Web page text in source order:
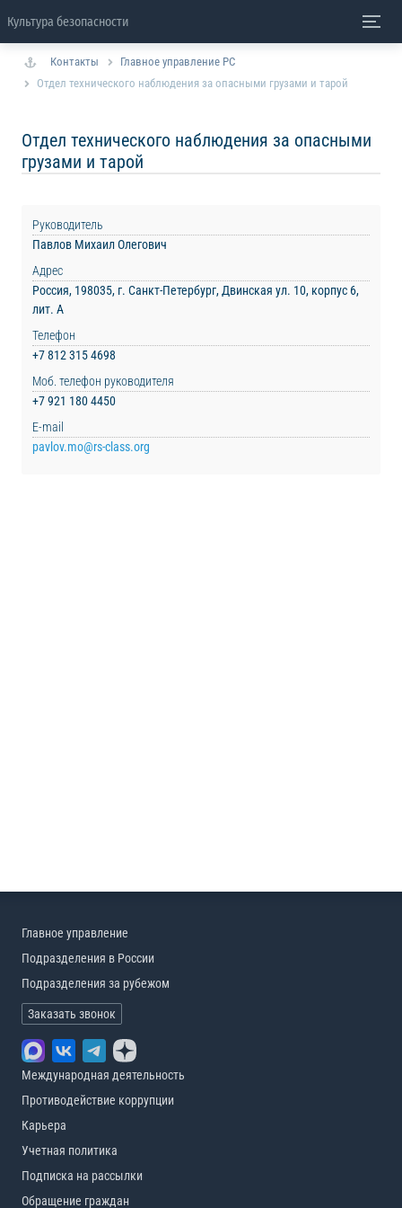
Культура безопасности
Контакты
Главное управление РС
Отдел технического наблюдения за опасными грузами и тарой
Отдел технического наблюдения за опасными
грузами и тарой
Руководитель
Павлов Михаил Олегович
Адрес
Россия, 198035, г. Санкт-Петербург, Двинская ул. 10, корпус 6,
лит. А
Телефон
+7 812 315 4698
Моб. телефон руководителя
+7 921 180 4450
E-mail
pavlov.mo@rs-class.org
Главное управление
Подразделения в России
Подразделения за рубежом
Заказать звонок
Международная деятельность
Противодействие коррупции
Карьера
Учетная политика
Подписка на рассылки
Обращение граждан